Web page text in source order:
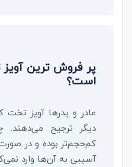
پر فروش ترین
است؟
مادر و پدر‌ها آویز
دیگر ترجیح می‌دهند.
کم‌حجم‌تر بوده و در
آسیبی به آن‌ها وارد